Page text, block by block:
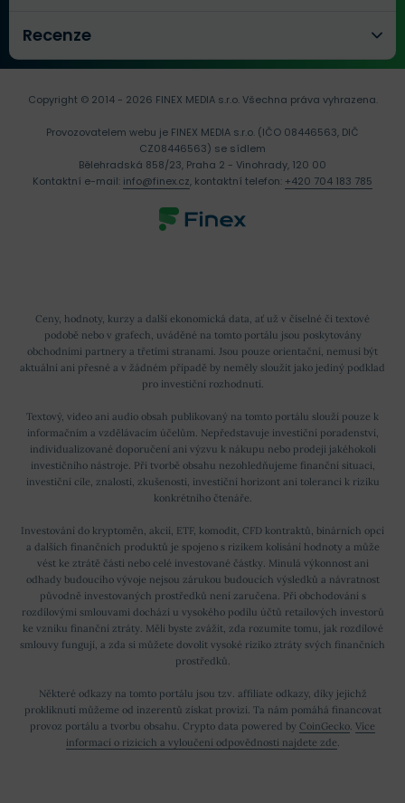
Recenze
Ceny, hodnoty, kurzy a další ekonomická data, ať už v číselné či textové
podobě nebo v grafech, uváděné na tomto portálu jsou poskytovány
obchodními partnery a třetími stranami. Jsou pouze orientační, nemusí být
aktuální ani přesné a v žádném případě by neměly sloužit jako jediný podklad
pro investiční rozhodnutí.
Textový, video ani audio obsah publikovaný na tomto portálu slouží pouze k
informačním a vzdělávacím účelům. Nepředstavuje investiční poradenství,
individualizované doporučení ani výzvu k nákupu nebo prodeji jakéhokoli
investičního nástroje. Při tvorbě obsahu nezohledňujeme finanční situaci,
investiční cíle, znalosti, zkušenosti, investiční horizont ani toleranci k riziku
konkrétního čtenáře.
Investování do kryptoměn, akcií, ETF, komodit, CFD kontraktů, binárních opcí
a dalších finančních produktů je spojeno s rizikem kolísání hodnoty a může
vést ke ztrátě části nebo celé investované částky. Minulá výkonnost ani
odhady budoucího vývoje nejsou zárukou budoucích výsledků a návratnost
původně investovaných prostředků není zaručena. Při obchodování s
rozdílovými smlouvami dochází u vysokého podílu účtů retailových investorů
ke vzniku finanční ztráty. Měli byste zvážit, zda rozumíte tomu, jak rozdílové
smlouvy fungují, a zda si můžete dovolit vysoké riziko ztráty svých finančních
prostředků.
Některé odkazy na tomto portálu jsou tzv. affiliate odkazy, díky jejichž
prokliknutí můžeme od inzerentů získat provizi. Ta nám pomáhá financovat
provoz portálu a tvorbu obsahu. Crypto data powered by CoinGecko. Více
informací o rizicích a vyloučení odpovědnosti najdete zde.
Copyright © 2014 - 2026 FINEX MEDIA s.r.o.Všechna práva vyhrazena.
Provozovatelem webu je FINEX MEDIA s.r.o. (IČO 08446563, DIČ
CZ08446563) se sídlem
Bělehradská 858/23, Praha 2 - Vinohrady, 120 00
Kontaktní e-mail: info@finex.cz, kontaktní telefon: +420 704 183 785